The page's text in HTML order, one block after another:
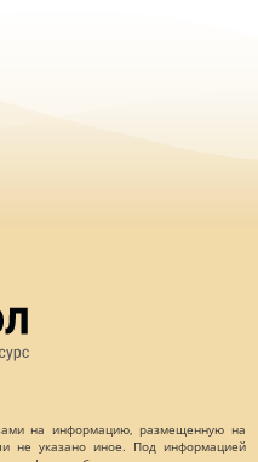
на информацию, размещенную на
не указано иное. Под информацией